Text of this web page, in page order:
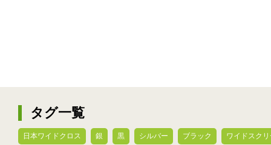
タグ一覧
日本ワイドクロス 銀 黒 シルバー ブラック ワイドスク